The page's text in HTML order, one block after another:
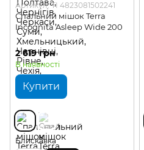
Артикул: TI 4823081502241
Спальний мішок Terra
Incognita Asleep Wide 200
2 619 грн
В наявності
Купити
Блискавка